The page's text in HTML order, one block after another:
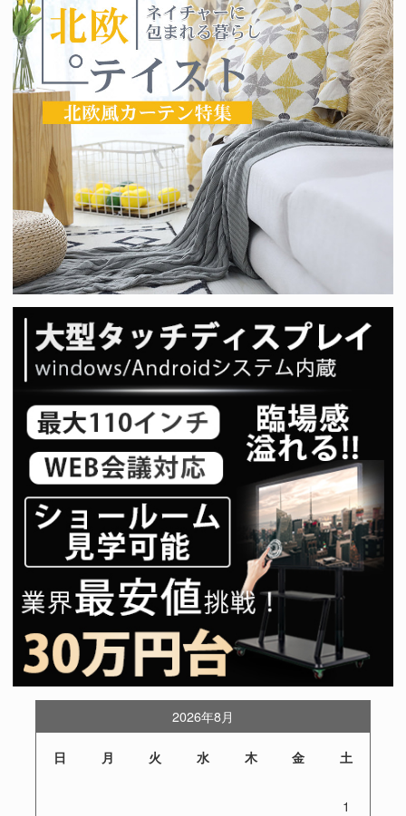
2026年8月
日 月 火 水 木 金 土
1